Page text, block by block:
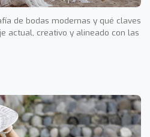
de bodas modernas y qué claves
actual, creativo y alineado con las